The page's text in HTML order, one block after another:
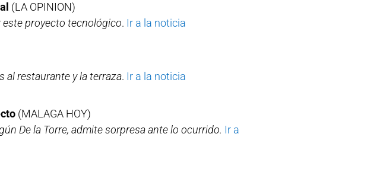
(LA OPINION)
este proyecto tecnológico. Ir a la noticia
al restaurante y la terraza. Ir a la noticia
(MALAGA HOY)
De la Torre, admite sorpresa ante lo ocurrido. Ir a